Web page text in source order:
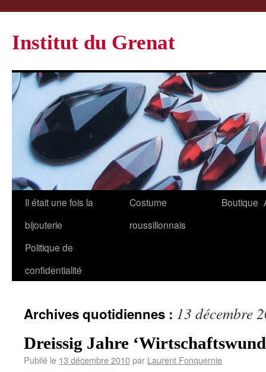
Institut du Grenat
Il était une fois la
bijouterie
Costume
roussillonnais
Boutique
Politique de
confidentialité
Archives quotidiennes : 13 décembre
Dreissig Jahre
Publié le 13 décembre 2010par Laurent Fonquernie